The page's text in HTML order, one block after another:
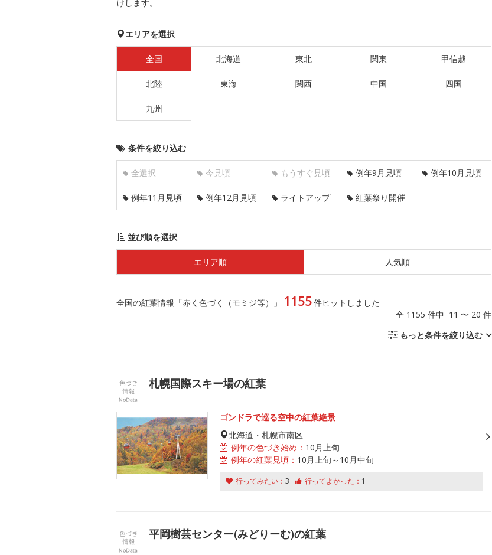
けします。
エリアを選択
全国 北海道 東北 関東 甲信越
北陸 東海 関西 中国 四国
九州
条件を絞り込む
全選択 今見頃 もうすぐ見頃 例年9月見頃 例年10月見頃
例年11月見頃 例年12月見頃 ライトアップ 紅葉祭り開催
並び順を選択
エリア順 人気順
全国の紅葉情報「赤く色づく（モミジ等）」 1155件ヒットしました
全 1155 件中 11 〜 20 件
もっと条件を絞り込む
札幌国際スキー場の紅葉
ゴンドラで巡る空中の紅葉絶景
北海道・札幌市南区
例年の色づき始め： 10月上旬
例年の紅葉見頃： 10月上旬～10月中旬
行ってみたい： 3 行ってよかった： 1
平岡樹芸センター(みどりーむ)の紅葉